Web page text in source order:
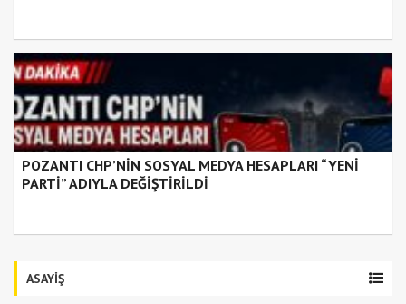
POZANTI CHP’NİN SOSYAL MEDYA HESAPLARI “YENİ
PARTİ” ADIYLA DEĞİŞTİRİLDİ
ASAYİŞ